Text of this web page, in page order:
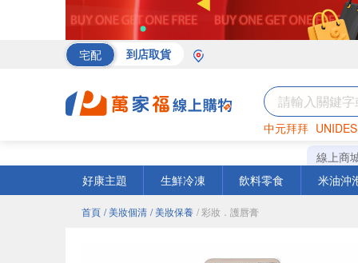
宅配 到店取貨
中元拜拜
巧克力 罐頭
線上商
好康主題
生鮮冷凍 飲料零食 米油沖
首頁 / 美妝個清 / 美妝保養 / 彩妝．護唇膏